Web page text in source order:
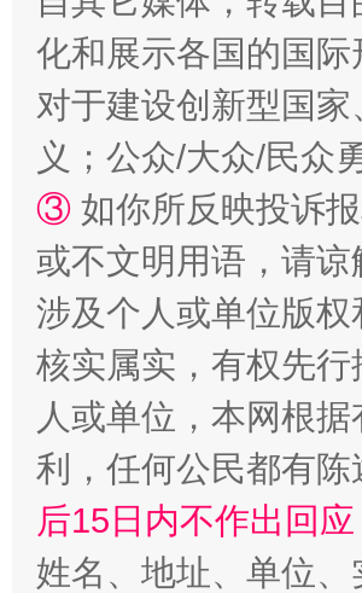
扯下公款旅游的“隐身衣”
“蜀中异人”王建安的艺术幻境
化和展示各国的国
对于建设创新型国
义；公众/大众/民众
③ 如你所反映投诉
或不文明用语，请
涉及个人或单位版
核实属实，有权先
人或单位，本网根
利，任何公民都有
后15日内不作出回
姓名、地址、单位